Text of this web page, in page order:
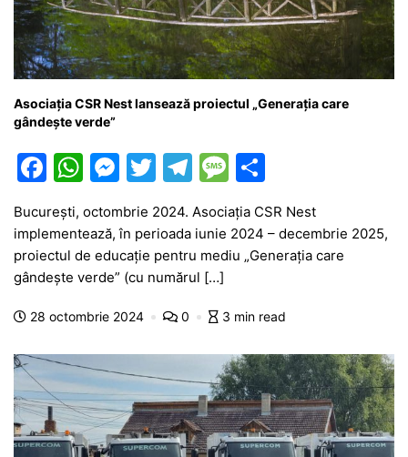
Asociația CSR Nest lansează proiectul „Generația care
gândește verde”
F
c
e
b
o
k
W
at
s
A
p
M
s
s
e
n
er
T
itt
er
T
e
gr
a
m
M
e
s
s
g
ta
je
z
București, octombrie 2024. Asociația CSR Nest
implementează, în perioada iunie 2024 – decembrie 2025,
proiectul de educație pentru mediu „Generația care
gândește verde” (cu numărul […]
28 octombrie 2024 0 3 min read